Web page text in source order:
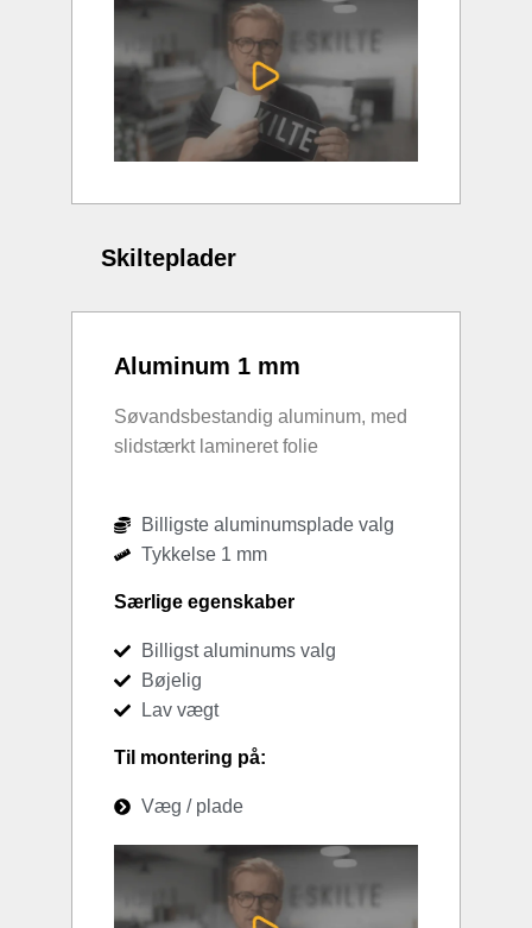
Skilteplader
Aluminum 1 mm
Søvandsbestandig aluminum, med
slidstærkt lamineret folie
Billigste aluminumsplade valg
Tykkelse 1 mm
Særlige egenskaber
Billigst aluminums valg
Bøjelig
Lav vægt
Til montering på:
Væg / plade